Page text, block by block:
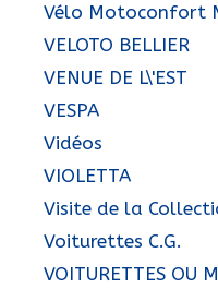
Vélo Motoconfort
VELOTO BELLIER
VENUE DE L\'EST
VESPA
Vidéos
VIOLETTA
Visite de la
Voiturettes C.G.
VOITURETTES OU